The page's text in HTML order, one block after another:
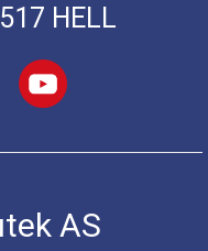
HELL
AS